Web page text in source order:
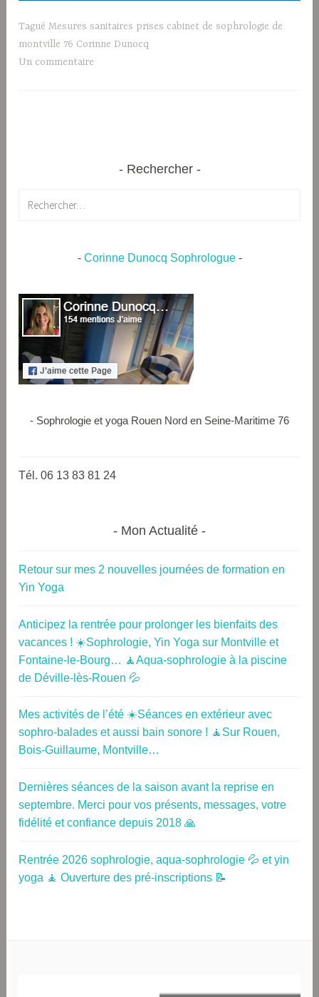
TaguéMesures sanitaires prises cabinet de sophrologie de
montville 76 Corinne Dunocq
Un commentaire
Rechercher
- Corinne Dunocq Sophrologue-
- Sophrologie et yoga Rouen Nord en Seine-Maritime 76
Tél. 06 13 83 81 24
Mon Actualité
Retour sur mes 2 nouvelles journées de formation en
Yin Yoga
Anticipez la rentrée pour prolonger les bienfaits des
vacances ! ☀️Sophrologie, Yin Yoga sur Montville et
Fontaine-le-Bourg… 🧘Aqua-sophrologie à la piscine
de Déville-lès-Rouen 💦
Mes activités de l’été ☀️Séances en extérieur avec
sophro-balades et aussi bain sonore ! 🧘Sur Rouen,
Bois-Guillaume, Montville…
Dernières séances de la saison avant la reprise en
septembre. Merci pour vos présents, messages, votre
fidélité et confiance depuis 2018 🙏
Rentrée 2026 sophrologie, aqua-sophrologie 💦 et yin
yoga 🧘 Ouverture des pré-inscriptions 📝